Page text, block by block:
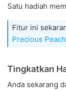
Satu hadiah
Fitur ini
Precious
Tingkatkan
Anda sekarang